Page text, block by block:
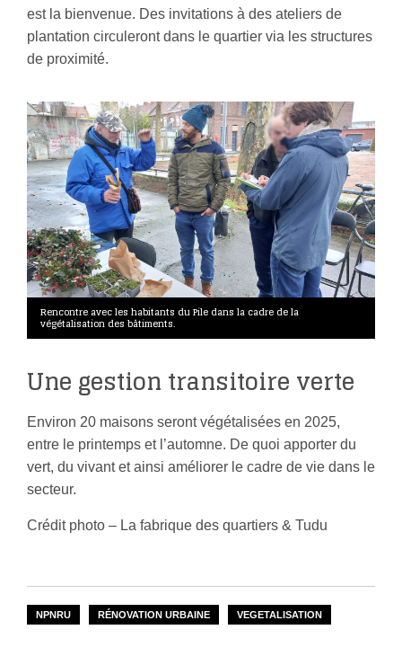
est la bienvenue. Des invitations à des ateliers de
plantation circuleront dans le quartier via les structures
de proximité.
Rencontre avec les habitants du Pile dans la cadre de la
végétalisation des bâtiments.
Une gestion transitoire verte
Environ 20 maisons seront végétalisées en 2025,
entre le printemps et l’automne. De quoi apporter du
vert, du vivant et ainsi améliorer le cadre de vie dans le
secteur.
Crédit photo – La fabrique des quartiers & Tudu
NPNRU RÉNOVATION URBAINE VEGETALISATION